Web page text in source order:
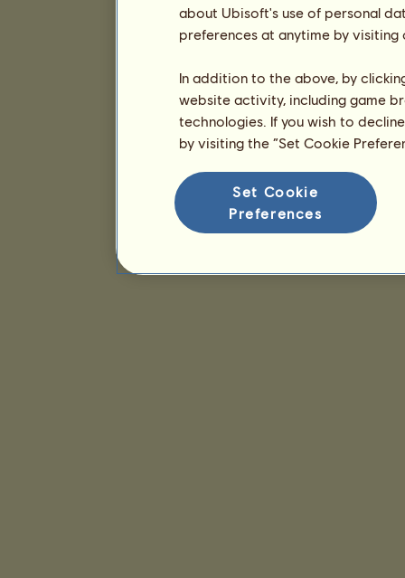
about Ubisoft's use of personal
preferences at anytime by
In addition to the above, by
website activity, including game
technologies. If you wish to
by visiting the “Set Cookie
Set Cookie
Preferences